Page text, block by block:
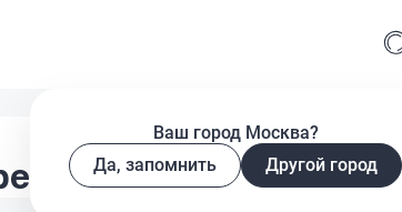
Ваш город Москва?
Да, запомнить
Другой город